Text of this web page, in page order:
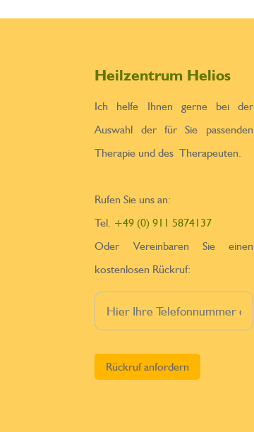
Heilzentrum Helios
Ich helfe Ihnen gerne bei der
Auswahl der für Sie passenden
Therapie und des Therapeuten.
Rufen Sie uns an:
Tel. +49 (0) 911 5874137
Oder Vereinbaren Sie einen
kostenlosen Rückruf: